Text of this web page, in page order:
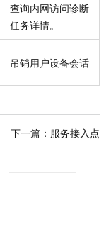
查询内网访问诊断
任务详情。
吊销用户设备会话
下一篇： 服务接入点